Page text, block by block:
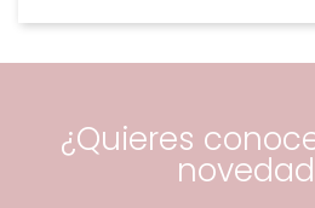
¿Quieres